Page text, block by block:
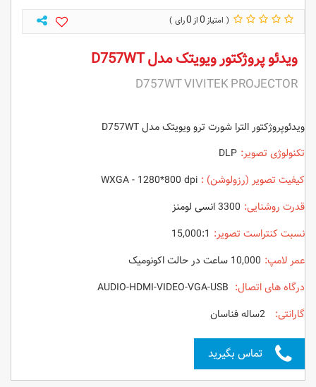
0
0
ویدئو پروژکتور ویویتک مدل D757WT
D757WT VIVITEK PROJECTOR
ویدئوپروژکتور الترا شورت ترو ویویتک مدل D757WT
تکنولوژی تصویر: DLP
کیفیت تصویر (رزولوشن) :
قدرت روشنایی: 3300 انسی لومنز
نسبت کنتراست تصویر:
عمر لامپ: 10,000 ساعت در حالت اکونومیک
درگاه های اتصال:
گارانتی:
تماس بگیرید